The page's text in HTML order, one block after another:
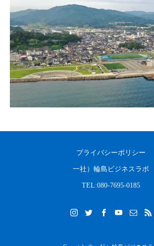
白米千枚田 あぜのきらめき（アルバム）
2023.08.31
プライバシーポリシー
一社）輪島ビジネスラボ
TEL:080-7695-0185